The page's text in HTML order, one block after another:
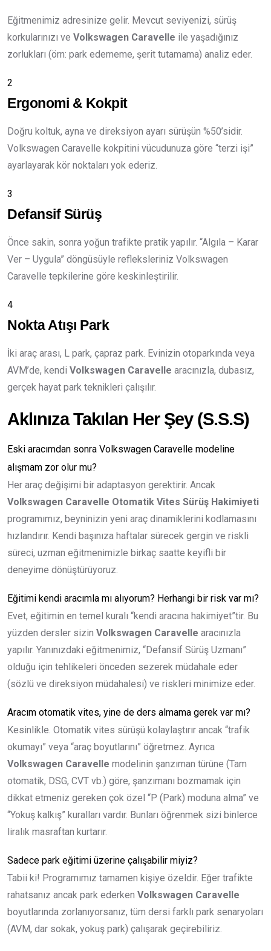
Eğitmenimiz adresinize gelir. Mevcut seviyenizi, sürüş
korkularınızı ve Volkswagen Caravelle ile yaşadığınız
zorlukları (örn: park edememe, şerit tutamama) analiz eder.
2
Ergonomi & Kokpit
Doğru koltuk, ayna ve direksiyon ayarı sürüşün %50’sidir.
Volkswagen Caravelle kokpitini vücudunuza göre “terzi işi”
ayarlayarak kör noktaları yok ederiz.
3
Defansif Sürüş
Önce sakin, sonra yoğun trafikte pratik yapılır. “Algıla – Karar
Ver – Uygula” döngüsüyle refleksleriniz Volkswagen
Caravelle tepkilerine göre keskinleştirilir.
4
Nokta Atışı Park
İki araç arası, L park, çapraz park. Evinizin otoparkında veya
AVM’de, kendi Volkswagen Caravelle aracınızla, dubasız,
gerçek hayat park teknikleri çalışılır.
Aklınıza Takılan Her Şey (S.S.S)
Eski aracımdan sonra Volkswagen Caravelle modeline
alışmam zor olur mu?
Her araç değişimi bir adaptasyon gerektirir. Ancak
Volkswagen Caravelle Otomatik Vites Sürüş Hakimiyeti
programımız, beyninizin yeni araç dinamiklerini kodlamasını
hızlandırır. Kendi başınıza haftalar sürecek gergin ve riskli
süreci, uzman eğitmenimizle birkaç saatte keyifli bir
deneyime dönüştürüyoruz.
Eğitimi kendi aracımla mı alıyorum? Herhangi bir risk var mı?
Evet, eğitimin en temel kuralı “kendi aracına hakimiyet”tir. Bu
yüzden dersler sizin Volkswagen Caravelle aracınızla
yapılır. Yanınızdaki eğitmenimiz, “Defansif Sürüş Uzmanı”
olduğu için tehlikeleri önceden sezerek müdahale eder
(sözlü ve direksiyon müdahalesi) ve riskleri minimize eder.
Aracım otomatik vites, yine de ders almama gerek var mı?
Kesinlikle. Otomatik vites sürüşü kolaylaştırır ancak “trafik
okumayı” veya “araç boyutlarını” öğretmez. Ayrıca
Volkswagen Caravelle modelinin şanzıman türüne (Tam
otomatik, DSG, CVT vb.) göre, şanzımanı bozmamak için
dikkat etmeniz gereken çok özel “P (Park) moduna alma” ve
“Yokuş kalkış” kuralları vardır. Bunları öğrenmek sizi binlerce
liralık masraftan kurtarır.
Sadece park eğitimi üzerine çalışabilir miyiz?
Tabii ki! Programımız tamamen kişiye özeldir. Eğer trafikte
rahatsanız ancak park ederken Volkswagen Caravelle
boyutlarında zorlanıyorsanız, tüm dersi farklı park senaryoları
(AVM, dar sokak, yokuş park) çalışarak geçirebiliriz.